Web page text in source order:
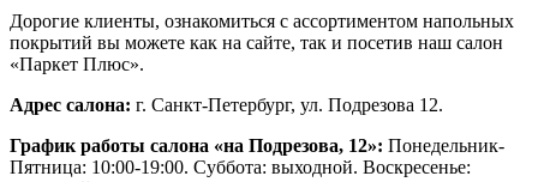
Дорогие клиенты, ознакомиться с ассортиментом напольных
покрытий вы можете как на сайте, так и посетив наш салон
«Паркет Плюс».
Адрес салона: г. Санкт-Петербург, ул. Подрезова 12.
График работы салона «на Подрезова, 12»: Понедельник-
Пятница: 10:00-19:00. Суббота: выходной. Воскресенье: